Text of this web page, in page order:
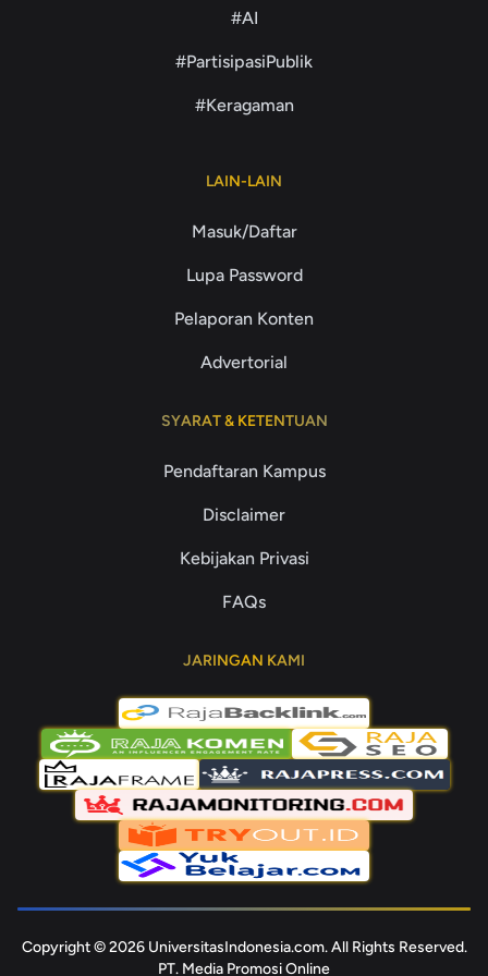
#AI
#PartisipasiPublik
#Keragaman
LAIN-LAIN
Masuk/Daftar
Lupa Password
Pelaporan Konten
Advertorial
SYARAT & KETENTUAN
Pendaftaran Kampus
Disclaimer
Kebijakan Privasi
FAQs
JARINGAN KAMI
Copyright © 2026 UniversitasIndonesia.com. All Rights Reserved.
PT. Media Promosi Online